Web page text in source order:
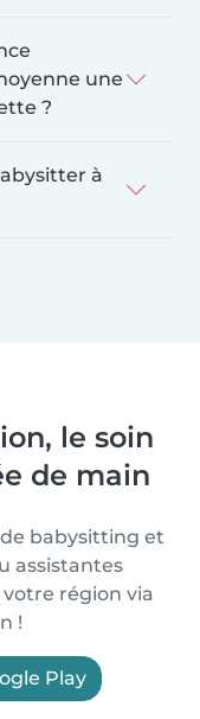
une
?
à
le soin
de main
babysitting et
assistantes
région via
!
Play